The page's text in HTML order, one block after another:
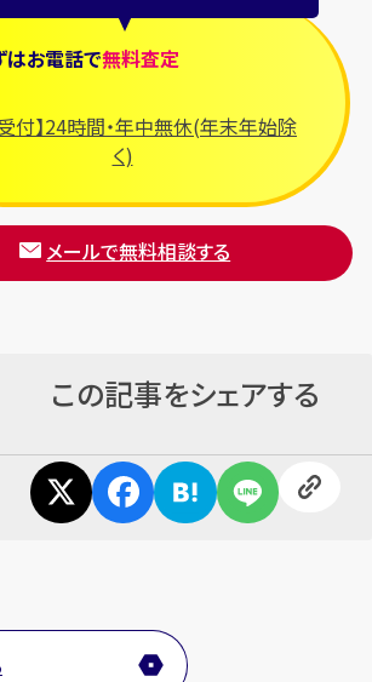
はお電話で無料査定
付】24時間・年中無休(年末年始除
く)
メールで無料相談する
この記事をシェアする